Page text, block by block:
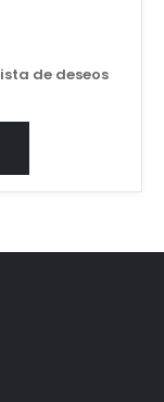
de deseos